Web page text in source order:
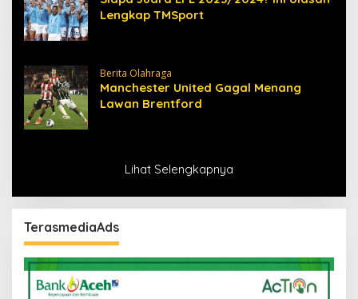
Lengkap TMSport
Berita Olahraga
Manchester United Gagal Menang
Lawan Brentford
Lihat Selengkapnya
TerasmediaAds